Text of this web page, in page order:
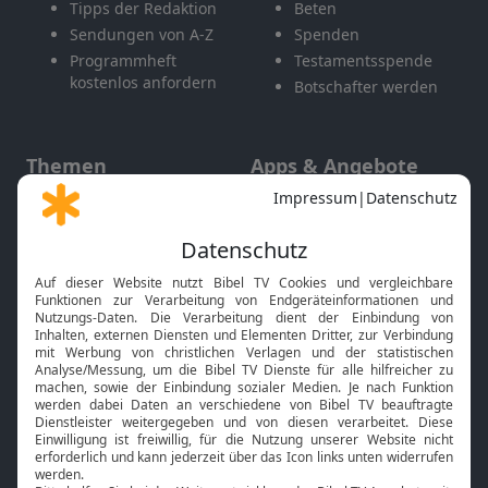
Tipps der Redaktion
Sendungen von A-Z
Programmheft
kostenlos anfordern
Beten
Spenden
Testamentsspende
Botschafter werden
Themen
Gott und Bibel erklärt
Neuigkeiten
Apps & Angebote
Mobile App
Smart TV
HbbTV
Bibelthek Online-Bibel
Nächster Gottesdienst
Bibel TV Service